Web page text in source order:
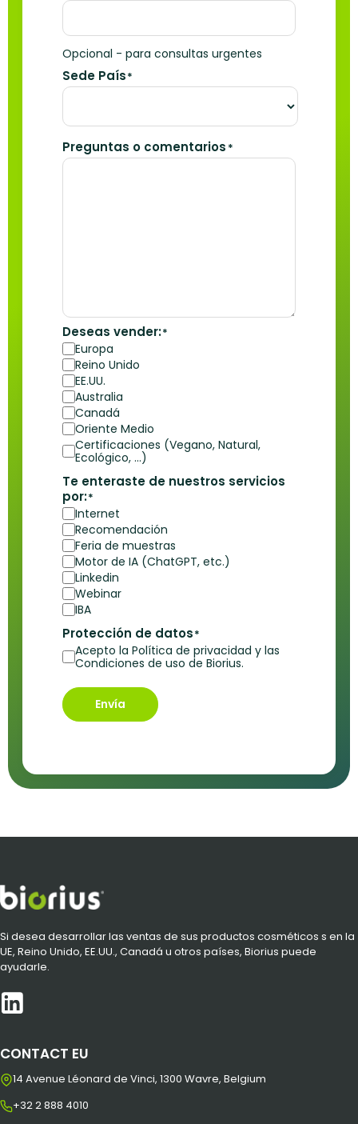
Opcional - para consultas urgentes
Sede País*
Preguntas o comentarios *
Deseas vender:*
Europa
Reino Unido
EE.UU.
Australia
Canadá
Oriente Medio
Certificaciones (Vegano, Natural,
Ecológico, ...)
Te enteraste de nuestros servicios
por:*
Internet
Recomendación
Feria de muestras
Motor de IA (ChatGPT, etc.)
Linkedin
Webinar
IBA
Protección de datos*
Acepto la Política de privacidad y las
Condiciones de uso de Biorius.
Envía
Si desea desarrollar las ventas de sus productos cosméticos s en la
UE, Reino Unido, EE.UU., Canadá u otros países, Biorius puede
ayudarle.
CONTACT EU
14 Avenue Léonard de Vinci, 1300 Wavre, Belgium
+32 2 888 4010